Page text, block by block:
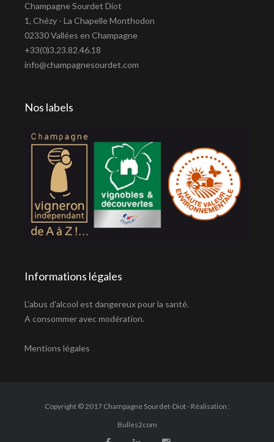
Champagne Sourdet Diot
1, Chézy - La Chapelle Monthodon
02330 Vallées en Champagne
+33(0)3.23.82.46.18
info@champagnesourdet.com
Nos labels
Informations légales
L'abus d'alcool est dangereux pour la santé.
A consommer avec modération.
Mentions légales
Copyright © 2017 Champagne Sourdet-Diot - Réalisation :
Bulles2com